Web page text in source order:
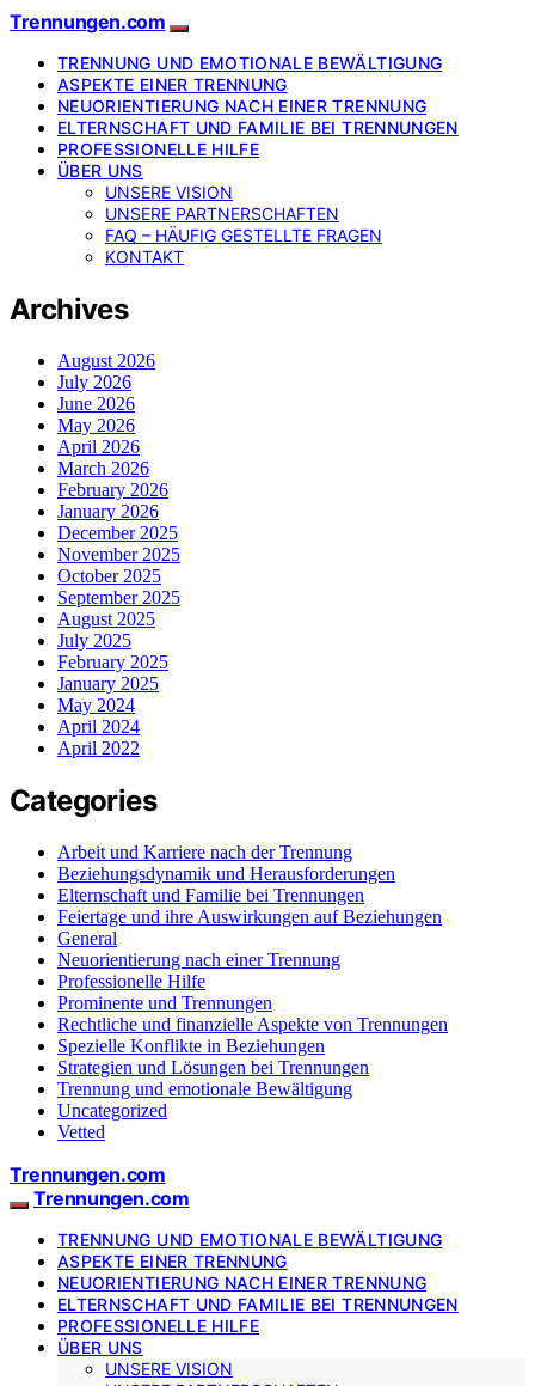
Trennungen.com
TRENNUNG UND EMOTIONALE BEWÄLTIGUNG
ASPEKTE EINER TRENNUNG
NEUORIENTIERUNG NACH EINER TRENNUNG
ELTERNSCHAFT UND FAMILIE BEI TRENNUNGEN
PROFESSIONELLE HILFE
ÜBER UNS
UNSERE VISION
UNSERE PARTNERSCHAFTEN
FAQ – HÄUFIG GESTELLTE FRAGEN
KONTAKT
Archives
August 2026
July 2026
June 2026
May 2026
April 2026
March 2026
February 2026
January 2026
December 2025
November 2025
October 2025
September 2025
August 2025
July 2025
February 2025
January 2025
May 2024
April 2024
April 2022
Categories
Arbeit und Karriere nach der Trennung
Beziehungsdynamik und Herausforderungen
Elternschaft und Familie bei Trennungen
Feiertage und ihre Auswirkungen auf Beziehungen
General
Neuorientierung nach einer Trennung
Professionelle Hilfe
Prominente und Trennungen
Rechtliche und finanzielle Aspekte von Trennungen
Spezielle Konflikte in Beziehungen
Strategien und Lösungen bei Trennungen
Trennung und emotionale Bewältigung
Uncategorized
Vetted
Trennungen.com
Trennungen.com
TRENNUNG UND EMOTIONALE BEWÄLTIGUNG
ASPEKTE EINER TRENNUNG
NEUORIENTIERUNG NACH EINER TRENNUNG
ELTERNSCHAFT UND FAMILIE BEI TRENNUNGEN
PROFESSIONELLE HILFE
ÜBER UNS
UNSERE VISION